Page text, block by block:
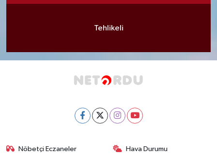
Tehlikeli
Nöbetçi Eczaneler Hava Durumu